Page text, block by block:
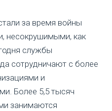
за время войны
несокрушимыми, как
службы
сотрудничают с более
и
Более 5,5 тысяч
занимаются